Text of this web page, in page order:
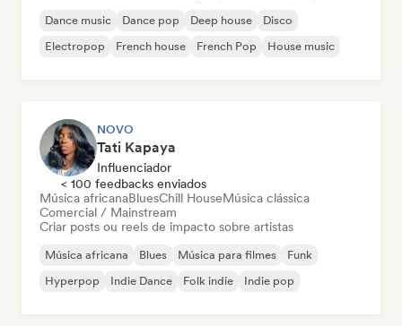
Dance music Dance pop Deep house
Disco
Electropop
French house French Pop House music
NOVO
Tati Kapaya
Influenciador
< 100 feedbacks enviados
Música africanaBluesChill HouseMúsica clássica
Comercial / Mainstream
Criar posts ou reels de impacto sobre artistas
Música africana Blues Música para filmes
Funk
Hyperpop
Indie Dance Folk indie Indie pop